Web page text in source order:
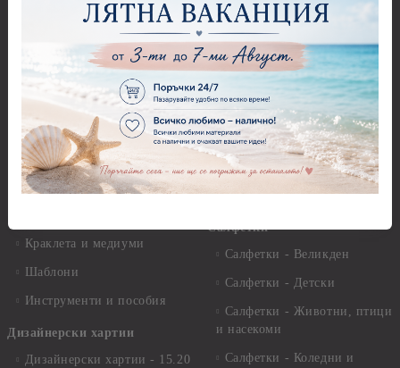
Декупажна хартия - Други
Вакс пасти
Грунд, Основи, Релефни
Варак, Шлак метал, Фолио,
Пантна
Лакове и защитни покрития
Краклета и медиуми
Шаблони
Инструменти и пособия
Дизайнерски хартии
Дизайнерски хартии - 15.20
Грунд и почистващи
разтвори
Платна за рисуване
Стативи и поставки
Четки и инструменти
Моливи, акварелни
комплекти
Свещи
Салфетки
Салфетки - Великден
Салфетки - Детски
Салфетки - Животни, птици
и насекоми
Салфетки - Коледни и